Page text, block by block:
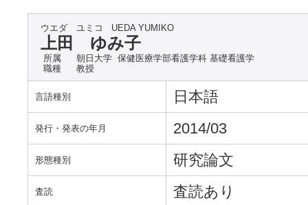
ウエダ ユミコ UEDA YUMIKO
上田 ゆみ子
所属
朝日大学 保健医療学部看護学科 基礎看護学
職種
教授
言語種別 日本語
発行・発表の年月 2014/03
形態種別 研究論文
査読 査読あり